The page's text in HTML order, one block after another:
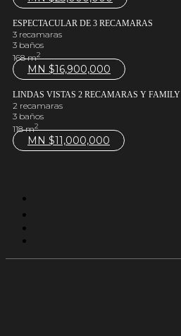
ESPECTACULAR DE 3 RECAMARAS
3 recamaras
3 baños
168 m2
MN $16,900,000
LINDAS VISTAS 2 RECAMARAS Y FAMILY
2 recamaras
3 baños
118 m2
MN $11,000,000